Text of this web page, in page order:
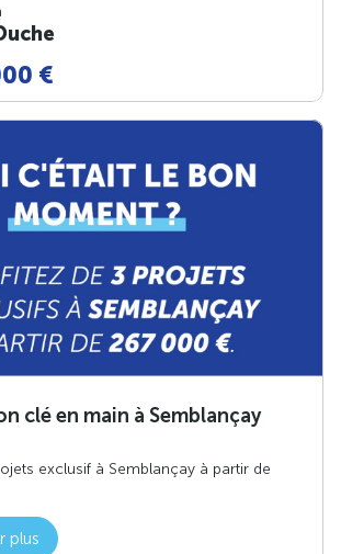
€
clé en main à Semblançay
exclusif à Semblançay à partir de
plus